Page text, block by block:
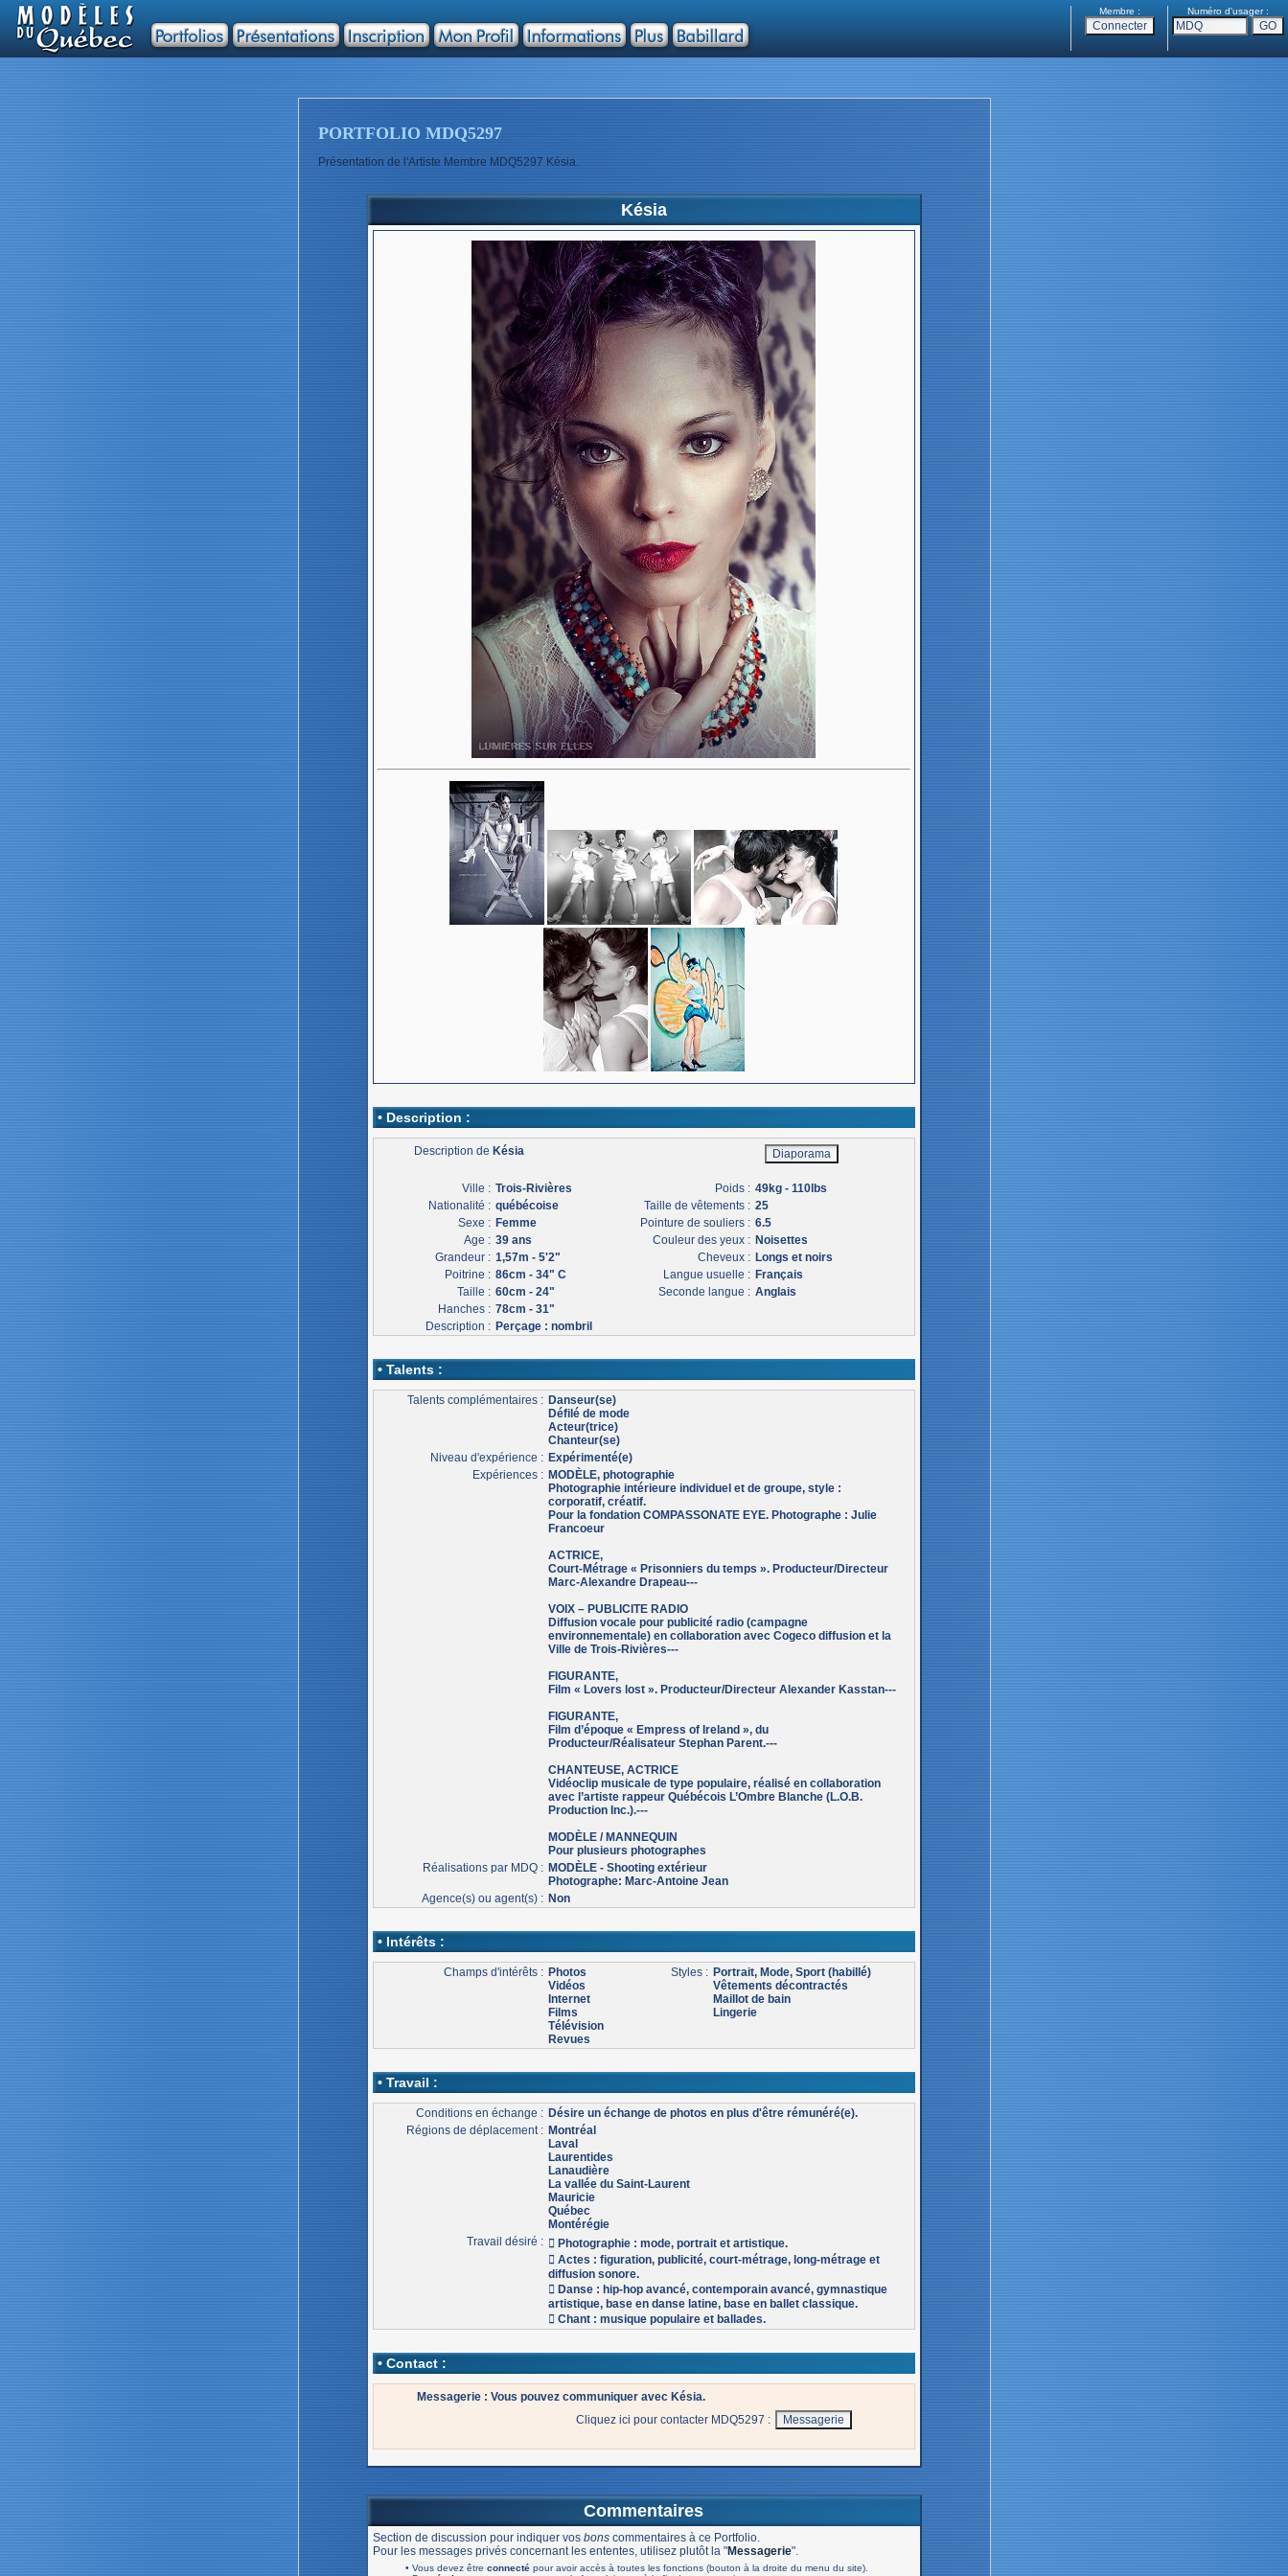
Membre : Numéro d'usager :
PORTFOLIO MDQ5297
Présentation de l'Artiste Membre MDQ5297 Késia.
Késia
• Description :
Description deKésia
Ville : Trois-Rivières
Nationalité : québécoise
Sexe : Femme
Age : 39 ans
Grandeur : 1,57m - 5'2"
Poitrine : 86cm - 34" C
Taille : 60cm - 24"
Hanches : 78cm - 31"
Poids : 49kg - 110lbs
Taille de vêtements : 25
Pointure de souliers : 6.5
Couleur des yeux : Noisettes
Cheveux : Longs et noirs
Langue usuelle : Français
Seconde langue : Anglais
Description : Perçage : nombril
• Talents :
Talents complémentaires : Danseur(se)
Défilé de mode
Acteur(trice)
Chanteur(se)
Niveau d'expérience : Expérimenté(e)
Expériences : MODÈLE, photographie
Photographie intérieure individuel et de groupe, style :
corporatif, créatif.
Pour la fondation COMPASSONATE EYE. Photographe : Julie
Francoeur
ACTRICE,
Court-Métrage « Prisonniers du temps ». Producteur/Directeur
Marc-Alexandre Drapeau---
VOIX – PUBLICITE RADIO
Diffusion vocale pour publicité radio (campagne
environnementale) en collaboration avec Cogeco diffusion et la
Ville de Trois-Rivières---
FIGURANTE,
Film « Lovers lost ». Producteur/Directeur Alexander Kasstan---
FIGURANTE,
Film d’époque « Empress of Ireland », du
Producteur/Réalisateur Stephan Parent.---
CHANTEUSE, ACTRICE
Vidéoclip musicale de type populaire, réalisé en collaboration
avec l’artiste rappeur Québécois L’Ombre Blanche (L.O.B.
Production Inc.).---
MODÈLE / MANNEQUIN
Pour plusieurs photographes
Réalisations par MDQ : MODÈLE - Shooting extérieur
Photographe: Marc-Antoine Jean
Agence(s) ou agent(s) : Non
• Intérêts :
Champs d'intérêts : Photos
Vidéos
Internet
Films
Télévision
Revues
Styles : Portrait, Mode, Sport (habillé)
Vêtements décontractés
Maillot de bain
Lingerie
• Travail :
Conditions en échange : Désire un échange de photos en plus d'être rémunéré(e).
Régions de déplacement : Montréal
Laval
Laurentides
Lanaudière
La vallée du Saint-Laurent
Mauricie
Québec
Montérégie
Travail désiré :  Photographie : mode, portrait et artistique.
 Actes : figuration, publicité, court-métrage, long-métrage et
diffusion sonore.
 Danse : hip-hop avancé, contemporain avancé, gymnastique
artistique, base en danse latine, base en ballet classique.
 Chant : musique populaire et ballades.
• Contact :
Messagerie : Vous pouvez communiquer avec Késia.
Cliquez ici pour contacter MDQ5297 :
Commentaires
Section de discussion pour indiquer vos bonscommentaires à ce Portfolio.
Pour les messages privés concernant les ententes, utilisez plutôt la "Messagerie".
• Vous devez être connectépour avoir accès à toutes les fonctions (bouton à la droite du menu du site).